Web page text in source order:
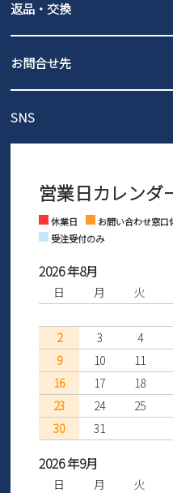
北海道・本州・四国・九州…550
3,980円（税込）以上お買い上げ
ご利用ください。
全国一律…220円（税込）
発送日・送料詳細についてはご
ご利用ください。
返品・交換
の片道無料サービスを実施中！
ントとしても安心してご利用い
さい。
お問合せ先
営業時間：11時～17時
※土日祝はお問い合わせ窓口休
SNS
Facebook Instagram
営業日カレンダ
休業日
お問い合わせ窓口
受注受付のみ
2026 年8月
日 月 火
2
3 4
9
10 11
16
17 18
23
24 25
30
31
2026 年9月
日 月 火